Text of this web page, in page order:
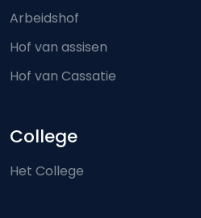
Arbeidshof
Hof van assisen
Hof van Cassatie
College
Het College